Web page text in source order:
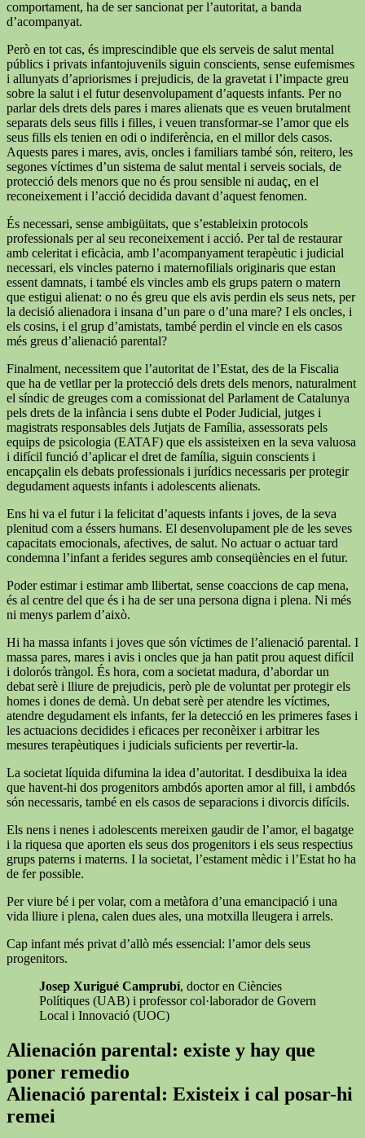
comportament, ha de ser sancionat per l’autoritat, a banda
d’acompanyat.
Però en tot cas, és imprescindible que els serveis de salut mental
públics i privats infantojuvenils siguin conscients, sense eufemismes
i allunyats d’apriorismes i prejudicis, de la gravetat i l’impacte greu
sobre la salut i el futur desenvolupament d’aquests infants. Per no
parlar dels drets dels pares i mares alienats que es veuen brutalment
separats dels seus fills i filles, i veuen transformar-se l’amor que els
seus fills els tenien en odi o indiferència, en el millor dels casos.
Aquests pares i mares, avis, oncles i familiars també són, reitero, les
segones víctimes d’un sistema de salut mental i serveis socials, de
protecció dels menors que no és prou sensible ni audaç, en el
reconeixement i l’acció decidida davant d’aquest fenomen.
És necessari, sense ambigüitats, que s’estableixin protocols
professionals per al seu reconeixement i acció. Per tal de restaurar
amb celeritat i eficàcia, amb l’acompanyament terapèutic i judicial
necessari, els vincles paterno i maternofilials originaris que estan
essent damnats, i també els vincles amb els grups patern o matern
que estigui alienat: o no és greu que els avis perdin els seus nets, per
la decisió alienadora i insana d’un pare o d’una mare? I els oncles, i
els cosins, i el grup d’amistats, també perdin el vincle en els casos
més greus d’alienació parental?
Finalment, necessitem que l’autoritat de l’Estat, des de la Fiscalia
que ha de vetllar per la protecció dels drets dels menors, naturalment
el síndic de greuges com a comissionat del Parlament de Catalunya
pels drets de la infància i sens dubte el Poder Judicial, jutges i
magistrats responsables dels Jutjats de Família, assessorats pels
equips de psicologia (EATAF) que els assisteixen en la seva valuosa
i difícil funció d’aplicar el dret de família, siguin conscients i
encapçalin els debats professionals i jurídics necessaris per protegir
degudament aquests infants i adolescents alienats.
Ens hi va el futur i la felicitat d’aquests infants i joves, de la seva
plenitud com a éssers humans. El desenvolupament ple de les seves
capacitats emocionals, afectives, de salut. No actuar o actuar tard
condemna l’infant a ferides segures amb conseqüències en el futur.
Poder estimar i estimar amb llibertat, sense coaccions de cap mena,
és al centre del que és i ha de ser una persona digna i plena. Ni més
ni menys parlem d’això.
Hi ha massa infants i joves que són víctimes de l’alienació parental. I
massa pares, mares i avis i oncles que ja han patit prou aquest difícil
i dolorós tràngol. És hora, com a societat madura, d’abordar un
debat serè i lliure de prejudicis, però ple de voluntat per protegir els
homes i dones de demà. Un debat serè per atendre les víctimes,
atendre degudament els infants, fer la detecció en les primeres fases i
les actuacions decidides i eficaces per reconèixer i arbitrar les
mesures terapèutiques i judicials suficients per revertir-la.
La societat líquida difumina la idea d’autoritat. I desdibuixa la idea
que havent-hi dos progenitors ambdós aporten amor al fill, i ambdós
són necessaris, també en els casos de separacions i divorcis difícils.
Els nens i nenes i adolescents mereixen gaudir de l’amor, el bagatge
i la riquesa que aporten els seus dos progenitors i els seus respectius
grups paterns i materns. I la societat, l’estament mèdic i l’Estat ho ha
de fer possible.
Per viure bé i per volar, com a metàfora d’una emancipació i una
vida lliure i plena, calen dues ales, una motxilla lleugera i arrels.
Cap infant més privat d’allò més essencial: l’amor dels seus
progenitors.
Josep Xurigué Camprubí, doctor en Ciències
Polítiques (UAB) i professor col·laborador de Govern
Local i Innovació (UOC)
Alienación parental: existe y hay que
poner remedio
Alienació parental: Existeix i cal posar-hi
remei